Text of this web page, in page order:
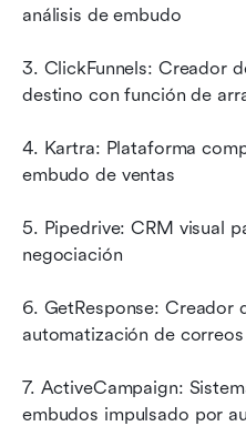
análisis de embudo
3. ClickFunnels: Creador
destino con función de
4. Kartra: Plataforma
embudo de ventas
5. Pipedrive: CRM visual
negociación
6. GetResponse: Creador
automatización de
7. ActiveCampaign:
embudos impulsado por